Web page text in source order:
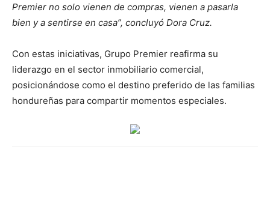
Premier no solo vienen de compras, vienen a pasarla
bien y a sentirse en casa”, concluyó Dora Cruz.
Con estas iniciativas, Grupo Premier reafirma su
liderazgo en el sector inmobiliario comercial,
posicionándose como el destino preferido de las familias
hondureñas para compartir momentos especiales.